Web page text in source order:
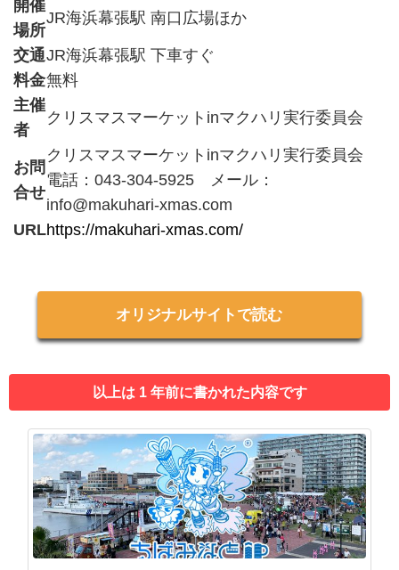
開催
場所
JR海浜幕張駅 南口広場ほか
交通JR海浜幕張駅 下車すぐ
料金無料
主催
者
クリスマスマーケットinマクハリ実行委員会
お問
合せ
クリスマスマーケットinマクハリ実行委員会
電話：043-304-5925 メール：
info@makuhari-xmas.com
URLhttps://makuhari-xmas.com/
オリジナルサイトで読む
以上は 1 年前に書かれた内容です